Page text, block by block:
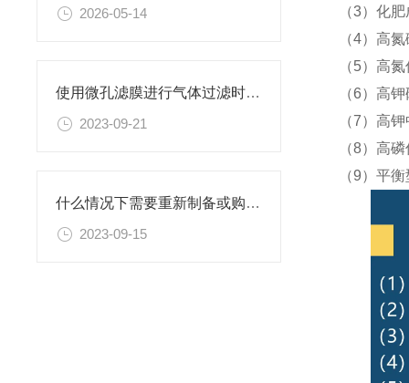
2026-05-14
使用微孔滤膜进行气体过滤时，有哪些注意事项和常见问题需要关注？
2023-09-21
什么情况下需要重新制备或购置新的乙二胺四乙酸二钠滴定溶液标准物质？
2023-09-15
（3）
（4）高
（5）高
（6）高
（7）高
（8）高
（9）平